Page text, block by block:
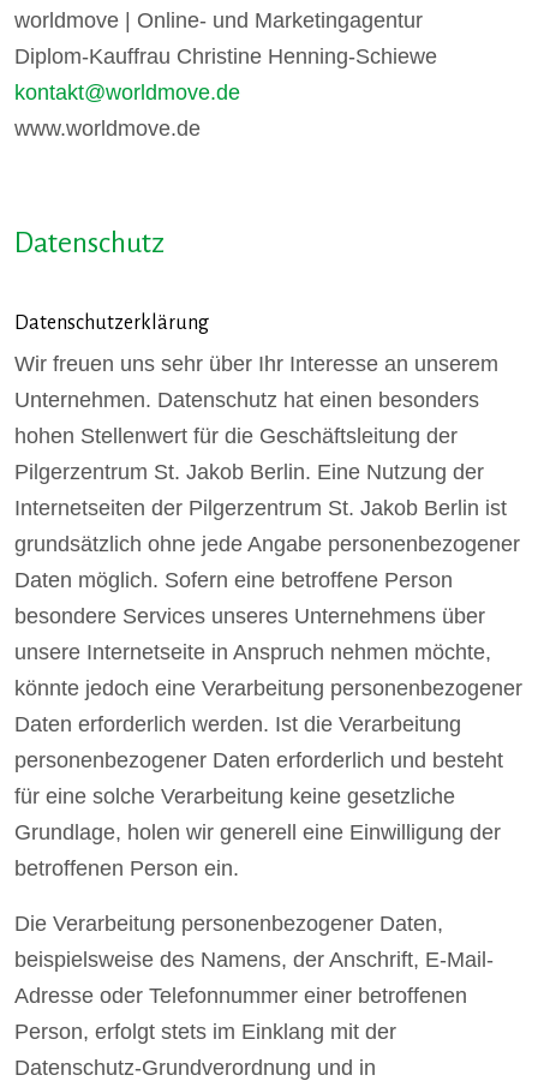
worldmove | Online- und Marketingagentur
Diplom-Kauffrau Christine Henning-Schiewe
kontakt@worldmove.de
www.worldmove.de
Datenschutz
Datenschutzerklärung
Wir freuen uns sehr über Ihr Interesse an unserem
Unternehmen. Datenschutz hat einen besonders
hohen Stellenwert für die Geschäftsleitung der
Pilgerzentrum St. Jakob Berlin. Eine Nutzung der
Internetseiten der Pilgerzentrum St. Jakob Berlin ist
grundsätzlich ohne jede Angabe personenbezogener
Daten möglich. Sofern eine betroffene Person
besondere Services unseres Unternehmens über
unsere Internetseite in Anspruch nehmen möchte,
könnte jedoch eine Verarbeitung personenbezogener
Daten erforderlich werden. Ist die Verarbeitung
personenbezogener Daten erforderlich und besteht
für eine solche Verarbeitung keine gesetzliche
Grundlage, holen wir generell eine Einwilligung der
betroffenen Person ein.
Die Verarbeitung personenbezogener Daten,
beispielsweise des Namens, der Anschrift, E-Mail-
Adresse oder Telefonnummer einer betroffenen
Person, erfolgt stets im Einklang mit der
Datenschutz-Grundverordnung und in